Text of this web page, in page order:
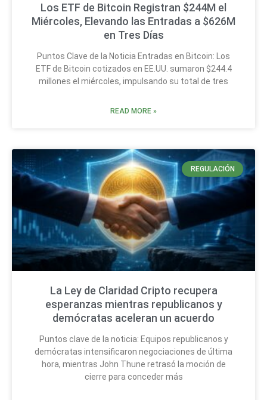
Los ETF de Bitcoin Registran $244M el
Miércoles, Elevando las Entradas a $626M
en Tres Días
Puntos Clave de la Noticia Entradas en Bitcoin: Los
ETF de Bitcoin cotizados en EE.UU. sumaron $244.4
millones el miércoles, impulsando su total de tres
READ MORE »
REGULACIÓN
La Ley de Claridad Cripto recupera
esperanzas mientras republicanos y
demócratas aceleran un acuerdo
Puntos clave de la noticia: Equipos republicanos y
demócratas intensificaron negociaciones de última
hora, mientras John Thune retrasó la moción de
cierre para conceder más